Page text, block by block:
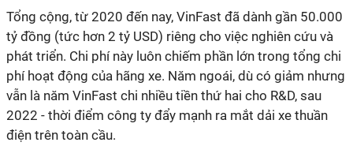
Tổng cộng, từ 2020 đến nay, VinFast đã dành gần 50.000
tỷ đồng (tức hơn 2 tỷ USD) riêng cho việc nghiên cứu và
phát triển. Chi phí này luôn chiếm phần lớn trong tổng chi
phí hoạt động của hãng xe. Năm ngoái, dù có giảm nhưng
vẫn là năm VinFast chi nhiều tiền thứ hai cho R&D, sau
2022 - thời điểm công ty đẩy mạnh ra mắt dải xe thuần
điện trên toàn cầu.